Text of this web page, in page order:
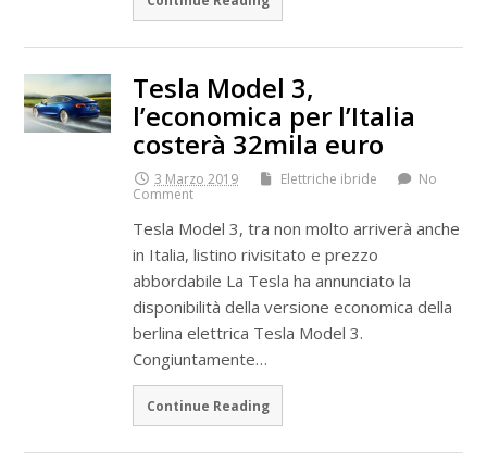
Tesla Model 3,
l’economica per l’Italia
costerà 32mila euro
3 Marzo 2019 Elettriche ibride
No
Comment
Tesla Model 3, tra non molto arriverà anche
in Italia, listino rivisitato e prezzo
abbordabile La Tesla ha annunciato la
disponibilità della versione economica della
berlina elettrica Tesla Model 3.
Congiuntamente…
Continue Reading